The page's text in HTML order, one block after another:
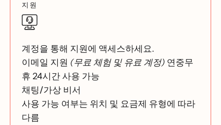
지원
계정을 통해 지원에 액세스하세요.
이메일 지원 (무료 체험 및 유료 계정) 연중무
휴 24시간 사용 가능
채팅/가상 비서
사용 가능 여부는 위치 및 요금제 유형에 따라
다름